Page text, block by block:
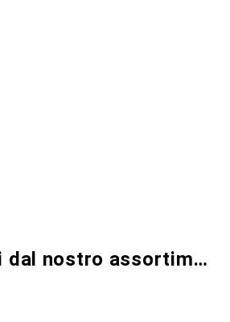
Altri prodotti dal nostro assortimento